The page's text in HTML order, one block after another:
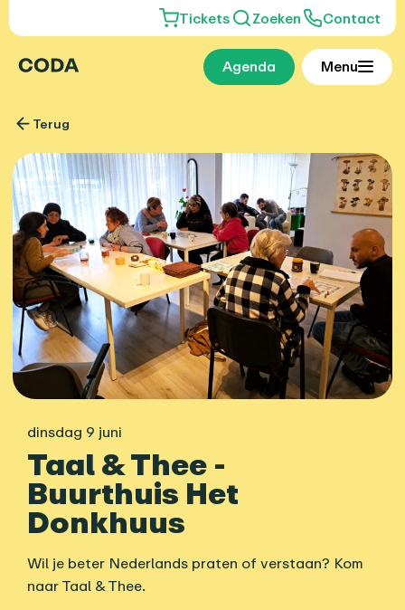
Tickets Zoeken Contact
Agenda Menu
Terug
dinsdag 9 juni
Taal & Thee -
Buurthuis Het
Donkhuus
Wil je beter Nederlands praten of verstaan? Kom
naar Taal & Thee.